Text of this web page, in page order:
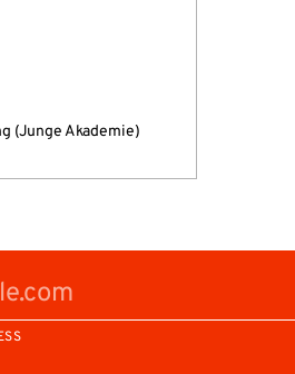
(Junge Akademie)